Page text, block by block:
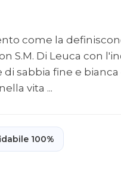
come la
S.M. Di Leuca con
sabbia fine e bianca
vita ...
100%